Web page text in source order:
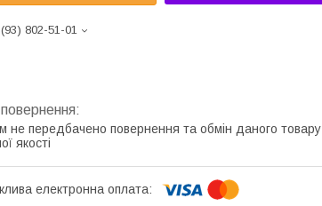
802-51-01
не передбачено повернення та обмін даного товару
якості